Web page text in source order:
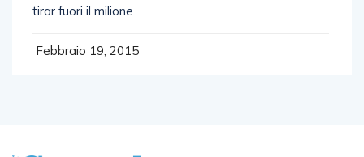
tirar fuori il milione
Febbraio 19, 2015